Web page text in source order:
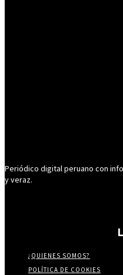
Periódico digital peruano con
y veraz.
¿QUIENES SOMOS?
POLÍTICA DE COOKIES